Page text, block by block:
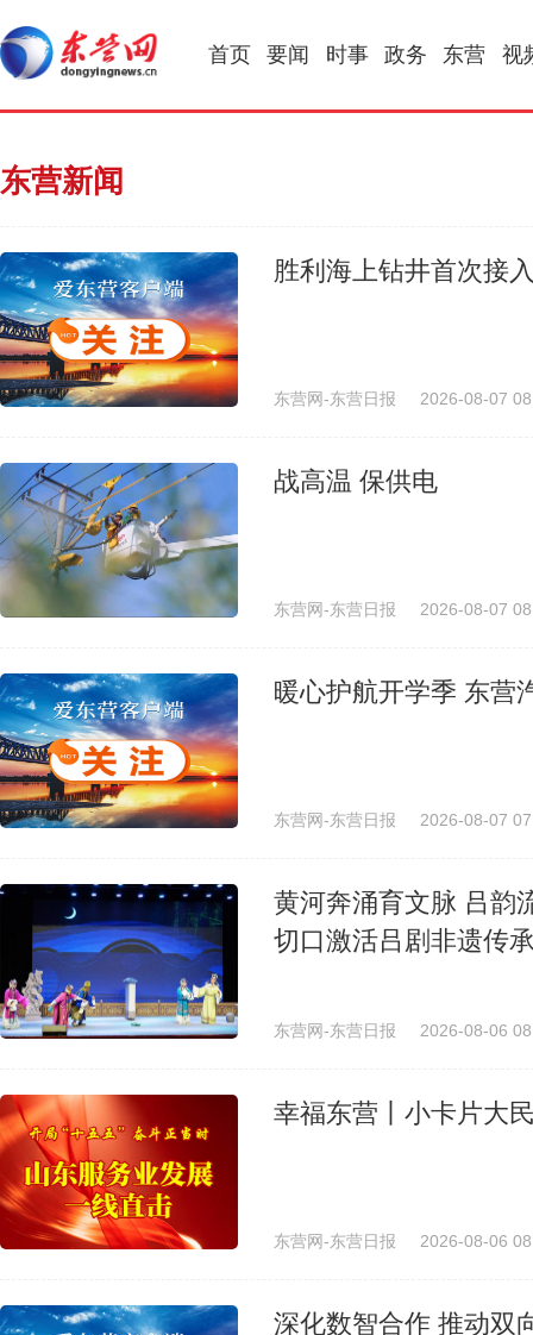
首页 要闻 时事 政务 东营 视
东营新闻
胜利海上钻井首次接
东营网-东营日报 2026-08-07
战高温 保供电
东营网-东营日报 2026-08-07
暖心护航开学季 东营
东营网-东营日报 2026-08-07
黄河奔涌育文脉 吕
切口激活吕剧非遗传
东营网-东营日报 2026-08-06
幸福东营丨小卡片大
东营网-东营日报 2026-08-06
深化数智合作 推动双